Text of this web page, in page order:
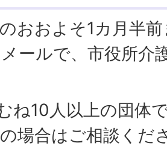
おおよそ1カ月半
ールで、市役所介
ね10人以上の団体
場合はご相談くだ